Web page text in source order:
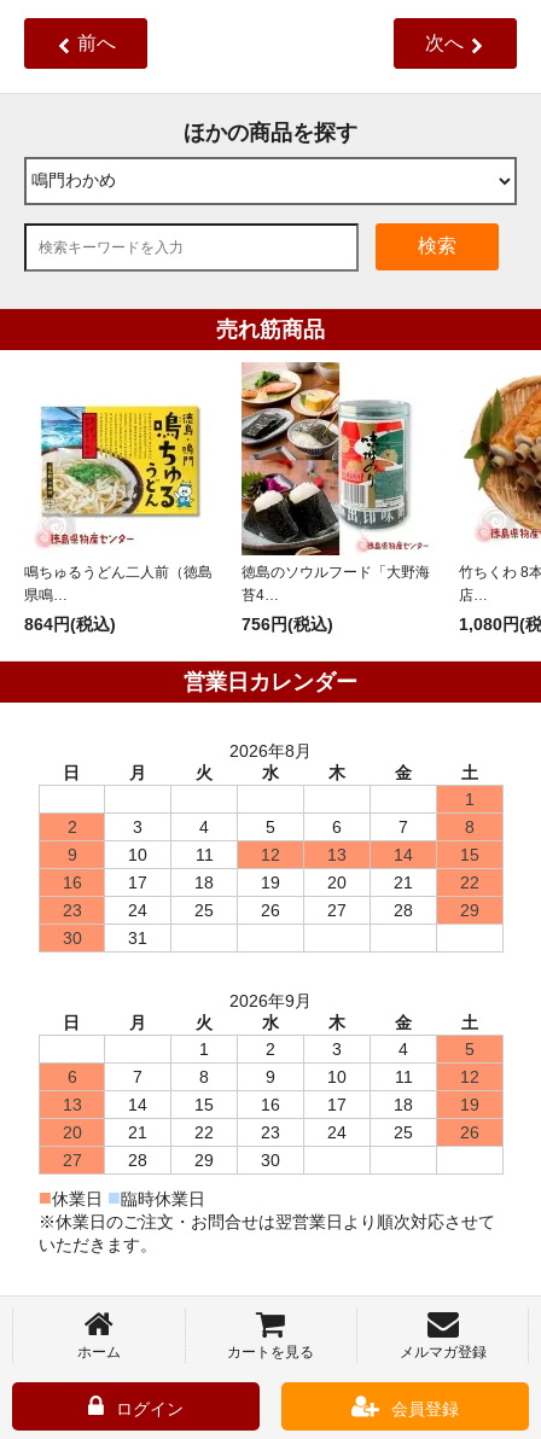
前へ 次へ
ほかの商品を探す
検索
売れ筋商品
鳴ちゅるうどん二人前（徳島
県鳴…
864円(税込)
徳島のソウルフード「大野海
苔4…
756円(税込)
竹ちくわ 8
店…
1,080円(
営業日カレンダー
2026年8月
日
月 火 水 木 金
土
1
2
3 4 5 6 7
8
9
10 11 12 13 14
15
16
17 18 19 20 21
22
23
24 25 26 27 28
29
30
31
2026年9月
日
月 火 水 木 金
土
1
2 3 4
5
6
7 8 9 10 11
12
13
14 15 16 17 18
19
20
21 22 23 24 25
26
27
28 29 30
■休業日 ■臨時休業日
※休業日のご注文・お問合せは翌営業日より順次対応させて
いただきます。
ホーム カートを見る メルマガ登録
ログイン 会員登録